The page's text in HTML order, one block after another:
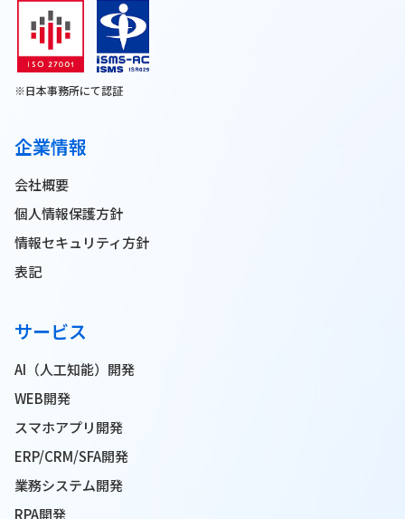
※日本事務所にて認証
企業情報
会社概要
個人情報保護方針
情報セキュリティ方針
表記
サービス
AI（人工知能）開発
WEB開発
スマホアプリ開発
ERP/CRM/SFA開発
業務システム開発
RPA開発